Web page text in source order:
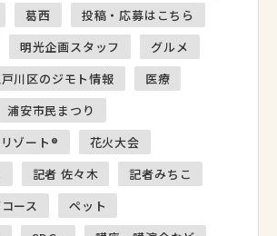
葛西
投稿・応募はこちら
明光企画スタッフ
グルメ
川区のジモト情報
医療
浦安市民まつり
ゾート®
花火大会
記者 佐々木
記者みちこ
ース
ペット